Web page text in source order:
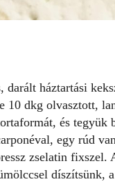
háztartási
10 dkg olvasztott,
és tegyük
egy rúd
zselatin fixszel.
díszítsünk,